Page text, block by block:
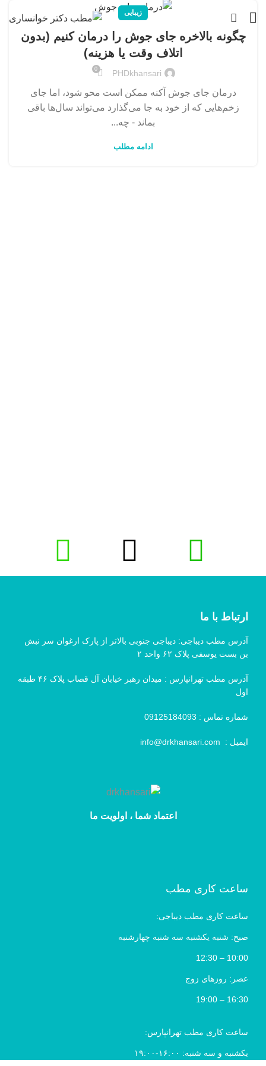
زیبایی
چگونه بالاخره جای جوش را درمان کنیم (بدون
اتلاف وقت یا هزینه)
PHDkhansari
0
درمان جای جوش آکنه ممکن است محو شود، اما جای
زخم‌هایی که از خود به جا می‌گذارد می‌تواند سال‌ها باقی
بماند - چه...
ادامه مطلب
ارتباط با ما
آدرس مطب دیباجی: دیباجی جنوبی بالاتر از پارک ارغوان سر نبش
بن بست یوسفی پلاک ۶۲ واحد ۲
آدرس مطب تهرانپارس : میدان رهبر خیابان آل قصاب پلاک ۴۶ طبقه
اول
شماره تماس :
ایمیل : info@drkhansari.com
اعتماد شما ، اولویت ما
ساعت کاری مطب
ساعت کاری مطب دیباجی:
صبح: شنبه یکشنبه سه شنبه چهارشنبه
10:00 – 12:30
عصر: روزهای زوج
16:30 – 19:00
ساعت کاری مطب تهرانپارس:
یکشنبه و سه شنبه: ۱۶:۰۰-۱۹:۰۰